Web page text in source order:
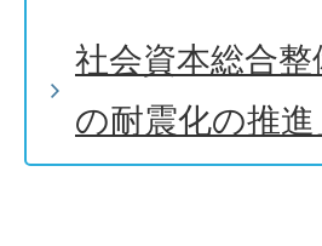
社会資本総合
の耐震化の推進